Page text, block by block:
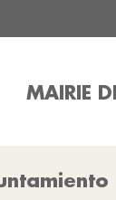
MAIRIE